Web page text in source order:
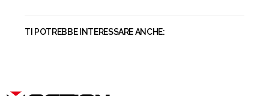
TI POTREBBE INTERESSARE ANCHE: